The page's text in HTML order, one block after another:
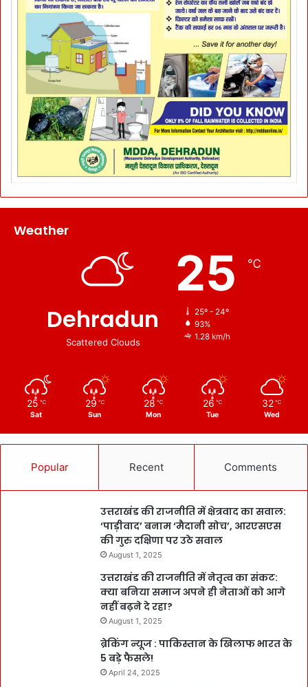
Weather
Dehradun
Scattered Clouds
25 ℃
25º - 24º
93%
1.28 km/h
25 ℃
Sat
29 ℃
Sun
28 ℃
Mon
26 ℃
Tue
32 ℃
Wed
Popular Recent Comments
उत्तराखंड की राजनीति में क्षेत्रवाद का सवाल:
‘पाड़ीवाद’ बनाम ‘मैदानी सोच’, आरएसएस
की गुरु दक्षिणा पर उठे सवाल
August 1, 2025
उत्तराखंड की राजनीति में नेतृत्व का संकट:
क्या बनिया समाज अपने ही नेताओं को आगे
नहीं बढ़ने दे रहा?
August 1, 2025
ब्रेकिंग न्यूज : पाकिस्तान के खिलाफ भारत के
5 बड़े फैसले!
April 24, 2025